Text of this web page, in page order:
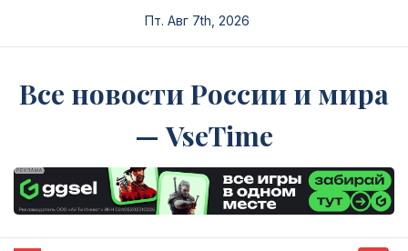
Пт. Авг 7th, 2026
Все новости России и мира
— VseTime